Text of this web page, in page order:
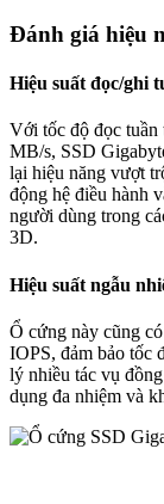
Đánh giá hiệu
Hiệu suất đọc/ghi
Với tốc độ đọc
MB/s, SSD
lại hiệu năng vượt
động hệ điều hành
người dùng trong
3D.
Hiệu suất ngẫu
Ổ cứng này cũng
IOPS, đảm bảo tốc
lý nhiều tác vụ
dụng đa nhiệm và